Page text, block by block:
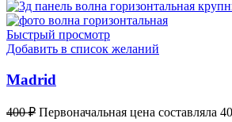
Быстрый просмотр
Добавить в список желаний
Madrid
400₽ Первоначальная цена составляла